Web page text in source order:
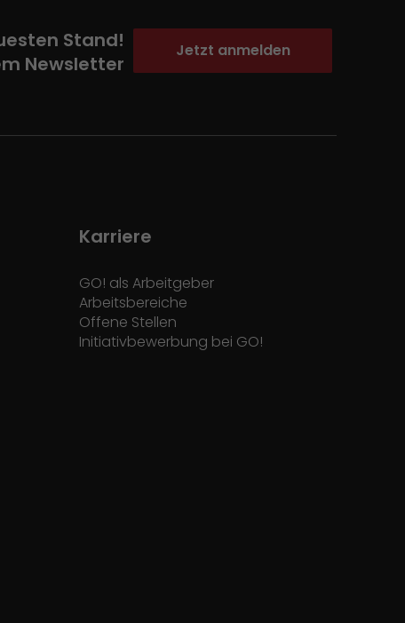
Stand!
Newsletter
Jetzt anmelden
Karriere
GO! als Arbeitgeber
Arbeitsbereiche
Offene Stellen
Initiativbewerbung bei GO!